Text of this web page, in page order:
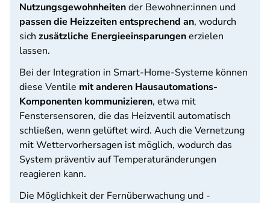
Nutzungsgewohnheitender Bewohner:innen und
passen die Heizzeiten entsprechend an, wodurch
sich zusätzliche Energieeinsparungenerzielen
lassen.
Bei der Integration in Smart-Home-Systeme können
diese Ventile mit anderen Hausautomations-
Komponenten kommunizieren, etwa mit
Fenstersensoren, die das Heizventil automatisch
schließen, wenn gelüftet wird. Auch die Vernetzung
mit Wettervorhersagen ist möglich, wodurch das
System präventiv auf Temperaturänderungen
reagieren kann.
Die Möglichkeit der Fernüberwachung und -